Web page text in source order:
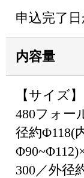
申込完了
内容量
【サイズ
480フォー
径約Φ118(
300／外径